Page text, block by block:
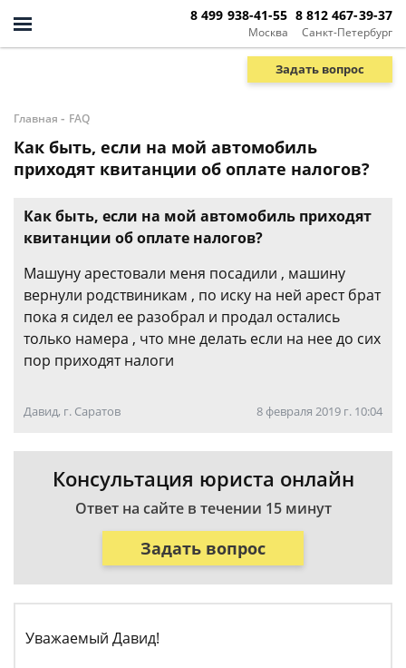
Москва
8 499 938-41-55
Санкт-Петербург
8 812 467-39-37
Задать вопрос
Главная - FAQ
Как быть, если на мой автомобиль
приходят квитанции об оплате налогов?
Как быть, если на мой автомобиль приходят
квитанции об оплате налогов?
Машуну арестовали меня посадили , машину
вернули родствиникам , по иску на ней арест брат
пока я сидел ее разобрал и продал остались
только намера , что мне делать если на нее до сих
пор приходят налоги
Давид, г. Саратов 8 февраля 2019 г. 10:04
Консультация юриста онлайн
Ответ на сайте в течении 15 минут
Задать вопрос
Уважаемый Давид!